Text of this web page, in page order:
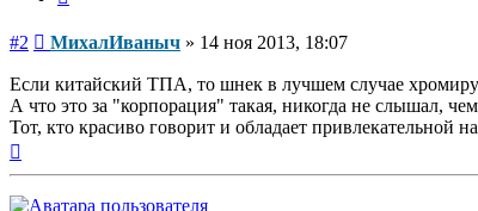
#2 Сообщение
МихалИваныч » 14 ноя 2013, 18:07
Если китайский ТПА, то шнек в лучшем случае
А что это за "корпорация" такая, никогда не слышал,
Тот, кто красиво говорит и обладает